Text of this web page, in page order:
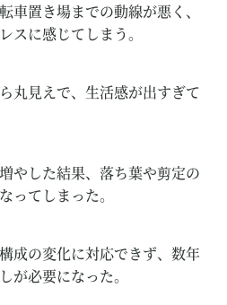
車置き場までの動線が悪く、
スに感じてしまう。
丸見えで、生活感が出すぎて
やした結果、落ち葉や剪定の
ってしまった。
成の変化に対応できず、数年
が必要になった。